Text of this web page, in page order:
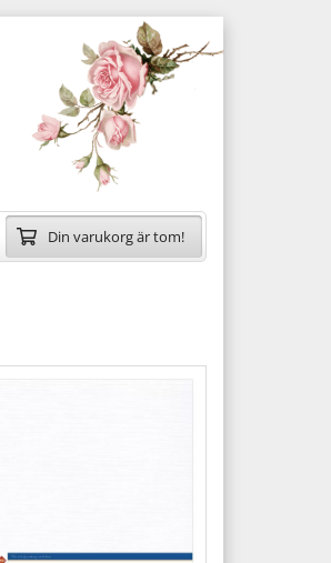
Din varukorg är tom!